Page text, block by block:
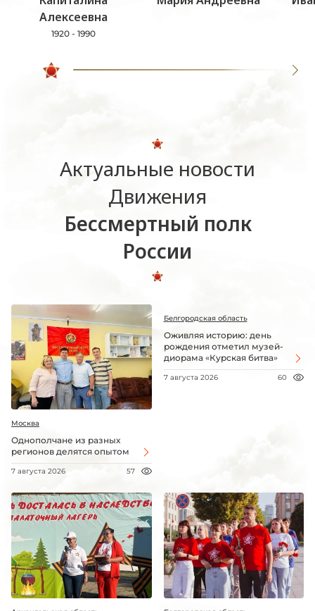
Алексеевна
1920 - 1990
Актуальные новости
Движения
Бессмертный полк
России
Москва
Однополчане из разных
регионов делятся опытом
7 августа 2026 57
Белгородская область
Оживляя историю: день
рождения отметил музей-
диорама «Курская битва»
7 августа 2026 60